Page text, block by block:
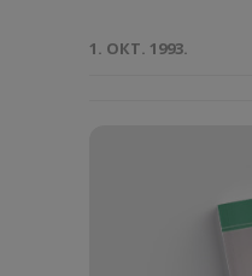
1. ОКТ. 1993.